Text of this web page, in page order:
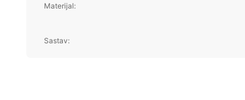
Materijal:
Sastav: